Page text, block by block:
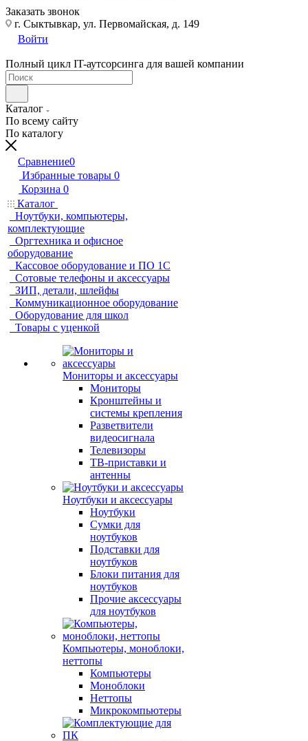
Заказать звонок
г. Сыктывкар, ул. Первомайская, д. 149
Войти
Полный цикл IT-аутсорсинга для вашей компании
Каталог
По всему сайту
По каталогу
Сравнение0
Избранные товары 0
Корзина 0
Каталог
Ноутбуки, компьютеры,
комплектующие
Оргтехника и офисное
оборудование
Кассовое оборудование и ПО 1С
Сотовые телефоны и аксессуары
ЗИП, детали, шлейфы
Коммуникационное оборудование
Оборудование для школ
Товары с уценкой
Мониторы и аксессуары
Мониторы
Кронштейны и
системы крепления
Разветвители
видеосигнала
Телевизоры
ТВ-приставки и
антенны
Ноутбуки и аксессуары
Ноутбуки
Сумки для
ноутбуков
Подставки для
ноутбуков
Блоки питания для
ноутбуков
Прочие аксессуары
для ноутбуков
Компьютеры, моноблоки,
неттопы
Компьютеры
Моноблоки
Неттопы
Микрокомпьютеры